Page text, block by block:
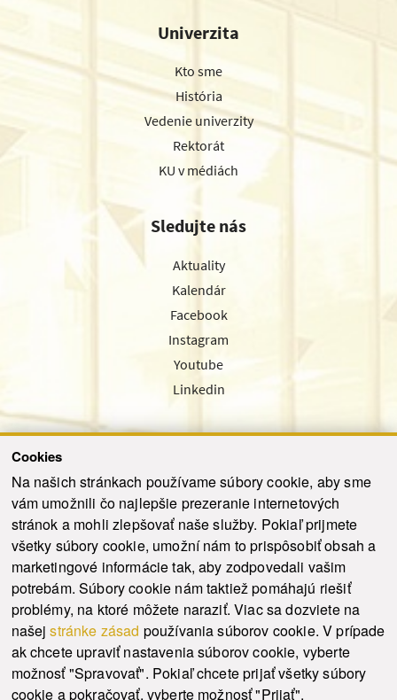
Cookies
Na našich stránkach používame súbory cookie, aby sme
vám umožnili čo najlepšie prezeranie internetových
stránok a mohli zlepšovať naše služby. Pokiaľ prijmete
všetky súbory cookie, umožní nám to prispôsobiť obsah a
marketingové informácie tak, aby zodpovedali vašim
potrebám. Súbory cookie nám taktiež pomáhajú riešiť
problémy, na ktoré môžete naraziť. Viac sa dozviete na
našejstránke zásad používania súborov cookie. V prípade
ak chcete upraviť nastavenia súborov cookie, vyberte
možnosť "Spravovať". Pokiaľ chcete prijať všetky súbory
cookie a pokračovať, vyberte možnosť "Prijať".
Univerzita
Kto sme
História
Vedenie univerzity
Rektorát
KU v médiách
Sledujte nás
Aktuality
Kalendár
Facebook
Instagram
Youtube
Linkedin
Odoslať
© 2021-2026 ku.sk. Všetky práva vyhradené. | Ochrana osobných údajov
Vyhlásenie o prístupnosti |
Admin
This site is protected by reCAPTCHA and the Google Privacy Policy and Terms of
Service
apply.